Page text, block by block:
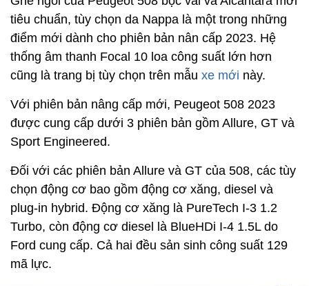
tiêu chuẩn, tùy chọn da Nappa là một trong những
điểm mới dành cho phiên bản nân cấp 2023. Hệ
thống âm thanh Focal 10 loa công suất lớn hơn
cũng là trang bị tùy chọn trên mẫu xe mới này.
Với phiên bản nâng cấp mới, Peugeot 508 2023
được cung cấp dưới 3 phiên bản gồm Allure, GT và
Sport Engineered.
Đối với các phiên bản Allure và GT của 508, các tùy
chọn động cơ bao gồm động cơ xăng, diesel và
plug-in hybrid. Động cơ xăng là PureTech I-3 1.2
Turbo, còn động cơ diesel là BlueHDi I-4 1.5L do
Ford cung cấp. Cả hai đều sản sinh công suất 129
mã lực.